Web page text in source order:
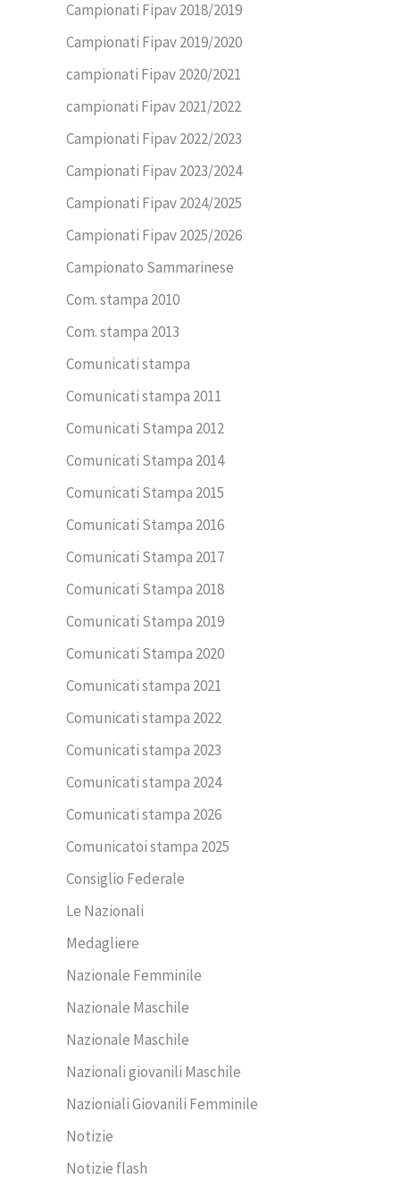
Campionati Fipav 2018/2019
Campionati Fipav 2019/2020
campionati Fipav 2020/2021
campionati Fipav 2021/2022
Campionati Fipav 2022/2023
Campionati Fipav 2023/2024
Campionati Fipav 2024/2025
Campionati Fipav 2025/2026
Campionato Sammarinese
Com. stampa 2010
Com. stampa 2013
Comunicati stampa
Comunicati stampa 2011
Comunicati Stampa 2012
Comunicati Stampa 2014
Comunicati Stampa 2015
Comunicati Stampa 2016
Comunicati Stampa 2017
Comunicati Stampa 2018
Comunicati Stampa 2019
Comunicati Stampa 2020
Comunicati stampa 2021
Comunicati stampa 2022
Comunicati stampa 2023
Comunicati stampa 2024
Comunicati stampa 2026
Comunicatoi stampa 2025
Consiglio Federale
Le Nazionali
Medagliere
Nazionale Femminile
Nazionale Maschile
Nazionale Maschile
Nazionali giovanili Maschile
Nazioniali Giovanili Femminile
Notizie
Notizie flash